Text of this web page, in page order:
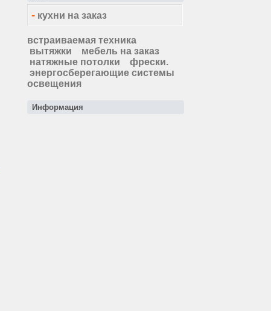
- кухни на заказ
встраиваемая техника
вытяжки
мебель на заказ
натяжные потолки
фрески.
энергосберегающие системы
освещения
Информация